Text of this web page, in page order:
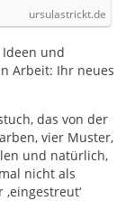
ursulastrickt.de
und
Arbeit: Ihr neues
das von der
vier Muster,
und natürlich,
nicht als